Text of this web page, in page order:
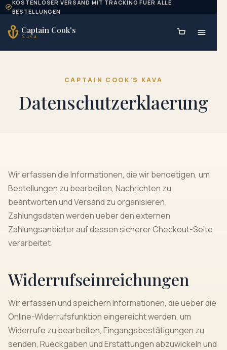
Skip to content
KOSTENLOSER VERSAND MIT TRACKING FUER ALLE
BESTELLUNGEN
Captain Cook's
Kava
CAPTAIN COOK'S KAVA
Datenschutzerklaerung
Wir erfassen die Informationen, die wir benoetigen, um
Bestellungen zu bearbeiten, Nachrichten zu
beantworten und Versand zu organisieren.
Zahlungsdaten werden ueber den externen
Zahlungsanbieter auf dessen sicherer Checkout-Seite
verarbeitet.
Widerrufseinreichungen
Wir erfassen und speichern Informationen, die ueber die
Online-Widerrufsfunktion eingereicht werden, um
Widerrufe zu bearbeiten, Eingangsbestätigungen zu
senden, Rueckgaben und Erstattungen abzuwickeln und